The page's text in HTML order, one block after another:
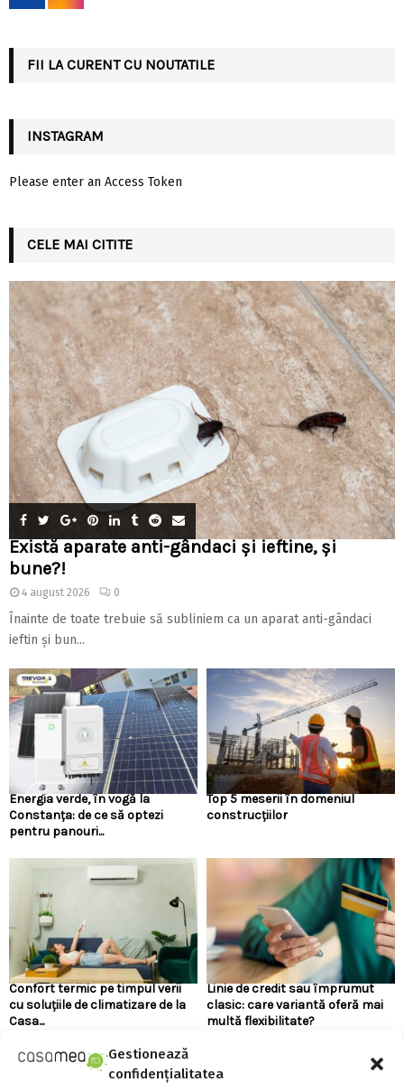
Gestionează
confidențialitatea
r
FII LA CURENT CU NOUTATILE
INSTAGRAM
Please enter an Access Token
CELE MAI CITITE
Există aparate anti-gândaci și ieftine, și
bune?!
4 august 2026 0
Înainte de toate trebuie să subliniem ca un aparat anti-gândaci
ieftin și bun...
Energia verde, în vogă la
Constanța: de ce să optezi
pentru panouri...
Top 5 meserii în domeniul
construcțiilor
Confort termic pe timpul verii
cu soluțiile de climatizare de la
Casa...
Linie de credit sau împrumut
clasic: care variantă oferă mai
multă flexibilitate?
URMARESTE-NE PE FACEBOOK